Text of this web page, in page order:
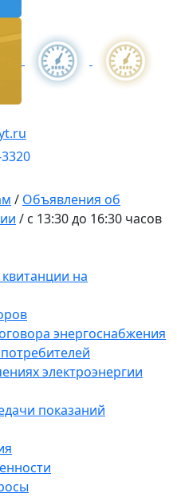
/ Объявления об
/ с 13:30 до 16:30 часов
на
энергоснабжения
электроэнергии
показаний